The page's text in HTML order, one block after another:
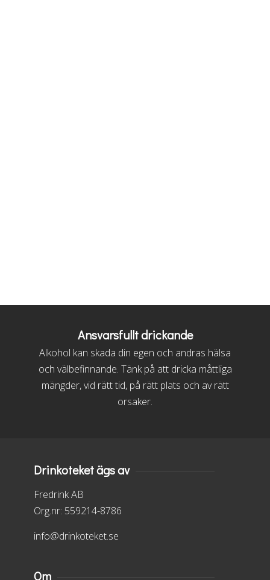
Ansvarsfullt drickande
Alkohol kan skada din egen och andras hälsa
och välbefinnande. Tänk på att dricka måttliga
mängder, vid rätt tid, på rätt plats och av rätt
orsaker.
Drinkoteket ägs av
Fredrink AB
Org.nr: 559214-8786
info@drinkoteket.se
Om